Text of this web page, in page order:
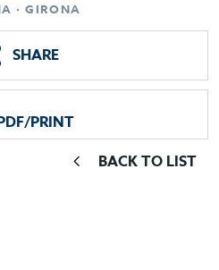
· GIRONA
SHARE
PRINT
BACK TO LIST